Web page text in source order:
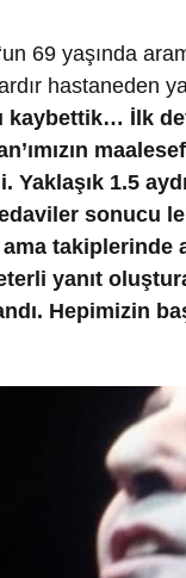
‘un 69 yaşında
hastaneden
kaybettik… İlk
Yaklaşık 1.5
sonucu
takiplerinde
yanıt
Hepimizin